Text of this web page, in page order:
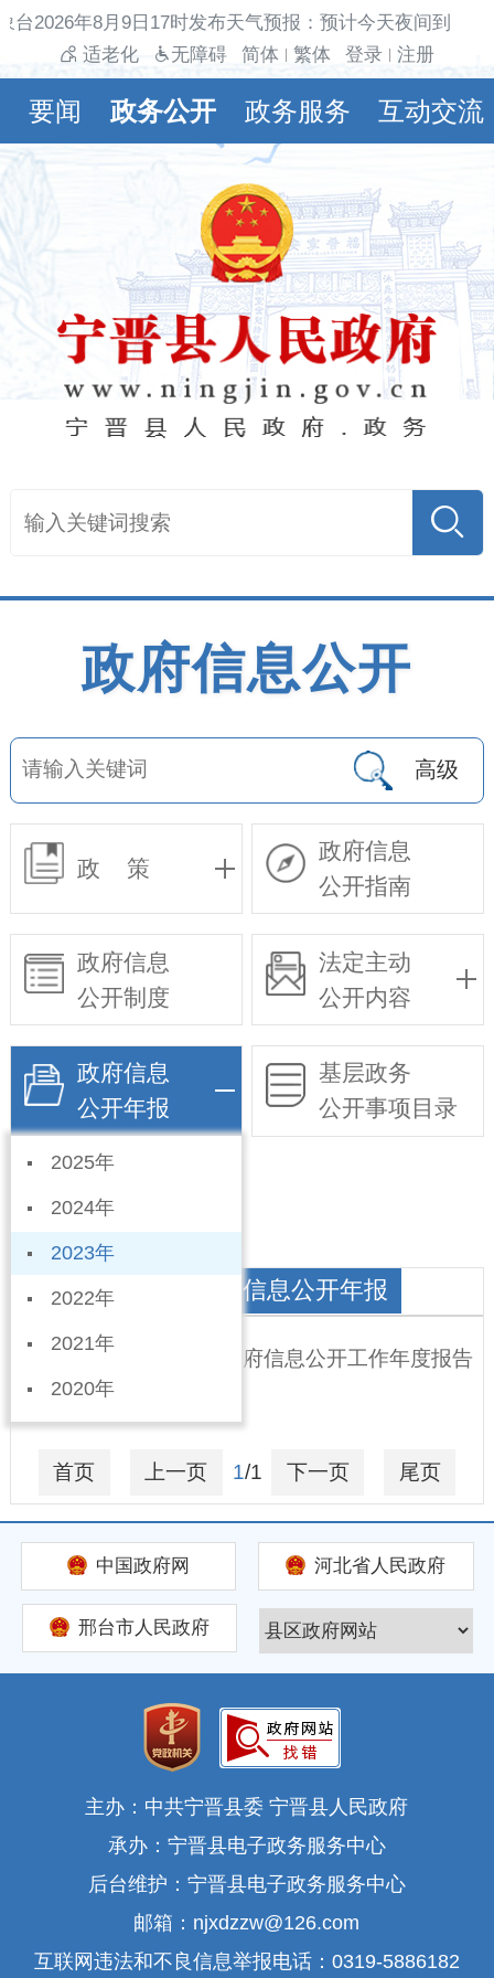
台2026年8月9日17时发布天气预报：预计今天夜间到明
适老化
无障碍 简体 繁体 登录 注册
要闻 政务公开 政务服务 互动交流
政府信息公开
高级
政 策
政府信息
公开指南
政府信息
公开制度
法定主动
公开内容
政府信息
公开年报
2025年
2024年
2023年
2022年
2021年
2020年
基层政务
公开事项目录
依申请公开
唐邱镇人民政府政府信息公开年报
宁晋县唐邱镇 2023年政府信息公开工作年度报告
2024-01-19
首页 上一页 1/1 下一页 尾页
中国政府网 河北省人民政府
邢台市人民政府
主办：中共宁晋县委 宁晋县人民政府
承办：宁晋县电子政务服务中心
后台维护：宁晋县电子政务服务中心
邮箱：njxdzzw@126.com
互联网违法和不良信息举报电话：0319-5886182